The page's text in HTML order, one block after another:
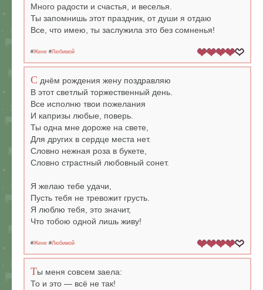
Много радости и счастья, и веселья.
Ты запомнишь этот праздник, от души я отдаю
Все, что имею, ты заслужила это без сомненья!
#Жене #Любимой
С днём рождения жену поздравляю
В этот светлый торжественный день.
Все исполню твои пожелания
И капризы любые, поверь.
Ты одна мне дороже на свете,
Для других в сердце места нет.
Словно нежная роза в букете,
Словно страстный любовный сонет.
Я желаю тебе удачи,
Пусть тебя не тревожит грусть.
Я люблю тебя, это значит,
Что тобою одной лишь живу!
#Жене #Любимой
Ты меня совсем заела:
То и это — всё не так!